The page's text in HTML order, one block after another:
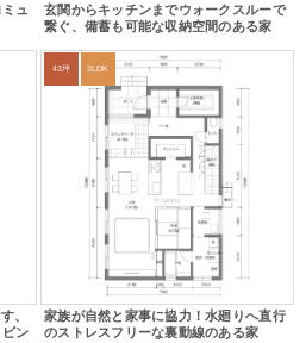
ュ
玄関からキッチンまでウォークスルーで
繋ぐ、備蓄も可能な収納空間のある家
、
ン
43坪 3LDK
家族が自然と家事に協力！水廻りへ直行
のストレスフリーな裏動線のある家